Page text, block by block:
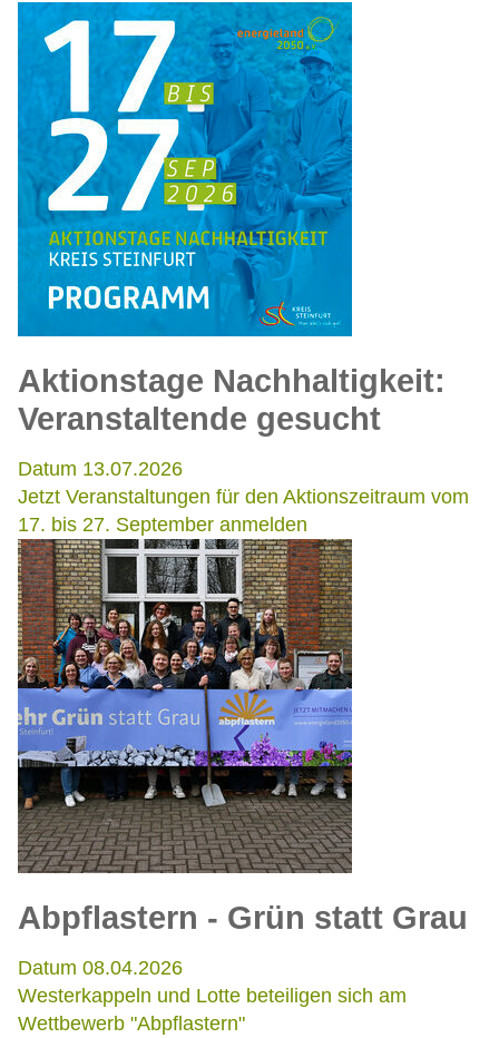
Aktionstage Nachhaltigkeit:
Veranstaltende gesucht
Datum 13.07.2026
Jetzt Veranstaltungen für den Aktionszeitraum vom
17. bis 27. September anmelden
Abpflastern - Grün statt Grau
Datum 08.04.2026
Westerkappeln und Lotte beteiligen sich am
Wettbewerb "Abpflastern"